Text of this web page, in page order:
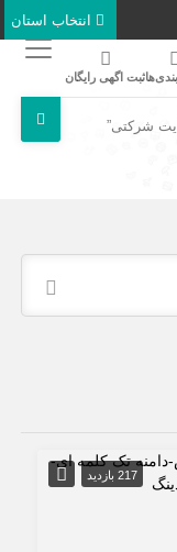
ثبت اگهی رایگان
شرکتی”
217 بازدید